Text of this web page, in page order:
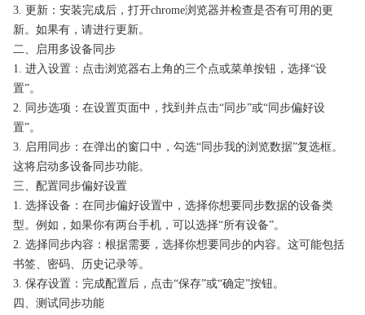
3. 更新：安装完成后，打开chrome浏览器并检查是否有可用的更
新。如果有，请进行更新。
二、启用多设备同步
1. 进入设置：点击浏览器右上角的三个点或菜单按钮，选择“设
置”。
2. 同步选项：在设置页面中，找到并点击“同步”或“同步偏好设
置”。
3. 启用同步：在弹出的窗口中，勾选“同步我的浏览数据”复选框。
这将启动多设备同步功能。
三、配置同步偏好设置
1. 选择设备：在同步偏好设置中，选择你想要同步数据的设备类
型。例如，如果你有两台手机，可以选择“所有设备”。
2. 选择同步内容：根据需要，选择你想要同步的内容。这可能包括
书签、密码、历史记录等。
3. 保存设置：完成配置后，点击“保存”或“确定”按钮。
四、测试同步功能